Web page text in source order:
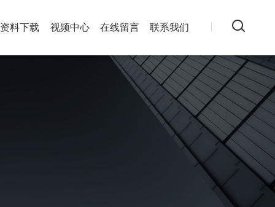
资料下载 视频中心 在线留言 联系我们